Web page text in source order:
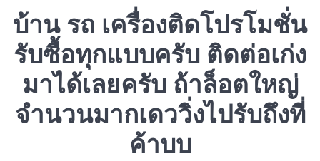
บ้าน รถ เครื่องติดโปรโมชั่น
รับซื้อทุกแบบครับ ติดต่อเก่ง
มาได้เลยครับ ถ้าล็อตใหญ่
จำนวนมากเดววิ่งไปรับถึงที่
ค้าบบ